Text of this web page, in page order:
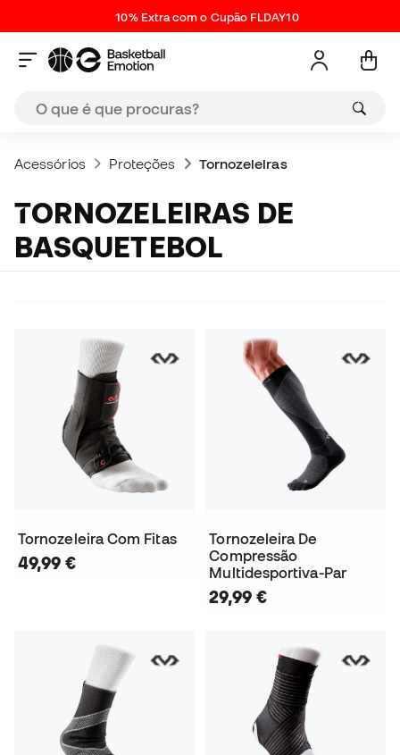
10% Extra com o Cupão FLDAY10
Acessórios Proteções Tornozeleiras
TORNOZELEIRAS DE
BASQUETEBOL
Tornozeleira Com Fitas
49,99 €
Tornozeleira De
Compressão
Multidesportiva-Par
29,99 €